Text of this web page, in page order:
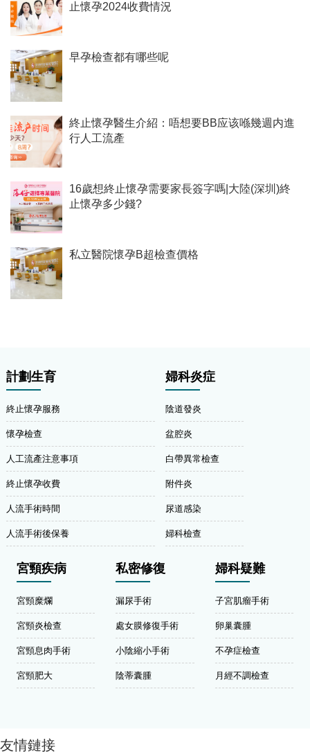
止懷孕2024收費情況
早孕檢查都有哪些呢
終止懷孕醫生介紹：唔想要BB应该喺幾週内進
行人工流產
16歲想終止懷孕需要家長簽字嗎|大陸(深圳)終
止懷孕多少錢?
私立醫院懷孕B超檢查價格
計劃生育
終止懷孕服務
懷孕檢查
人工流產注意事項
終止懷孕收費
人流手術時間
人流手術後保養
婦科炎症
陰道發炎
盆腔炎
白帶異常檢查
附件炎
尿道感染
婦科檢查
宮頸疾病
宮頸糜爛
宮頸炎檢查
宮頸息肉手術
宮頸肥大
私密修復
漏尿手術
處女膜修復手術
小陰縮小手術
陰蒂囊腫
婦科疑難
子宮肌瘤手術
卵巢囊腫
不孕症檢查
月經不調檢查
友情鏈接